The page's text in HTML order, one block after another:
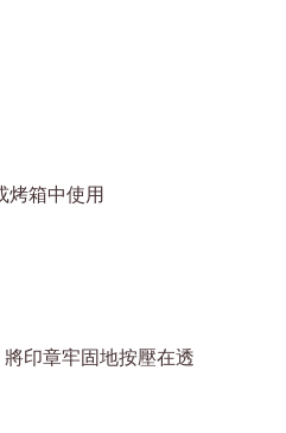
箱中使用
印章牢固地按壓在透